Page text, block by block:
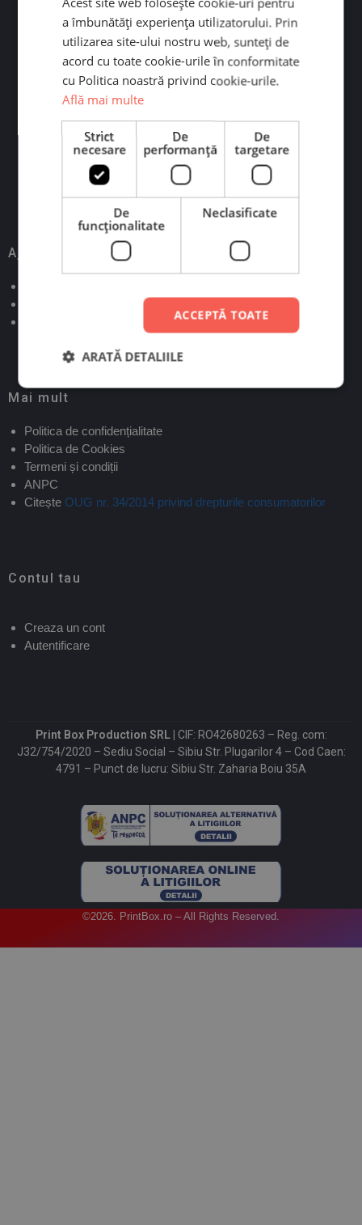
Ai întrebări?
Contactează-ne pe WhatsApp sau Messenger. Răspundem
rapid! Program: L-V 09:00-19:00
Scrie-ne pe WhatsApp
Scrie-ne pe Messenger
Ajutor
Mai mult
Politica de confidențialitate
Politica de Cookies
Termeni și condiții
ANPC
Citește OUG nr. 34/2014 privind drepturile consumatorilor
Contul tau
Creaza un cont
Autentificare
Print Box Production SRL | CIF: RO42680263 – Reg. com:
J32/754/2020 – Sediu Social – Sibiu Str. Plugarilor 4 – Cod Caen:
4791 – Punct de lucru: Sibiu Str. Zaharia Boiu 35A
©2026. PrintBox.ro – All Rights Reserved.
a îmbunătăți experiența utilizatorului. Prin
utilizarea site-ului nostru web, sunteți de
acord cu toate cookie-urile în conformitate
cu Politica noastră privind cookie-urile.
Află mai multe
Strict
necesare
De
performanță
De
targetare
De
funcţionalitate
Neclasificate
ACCEPTĂ TOATE
ARATĂ DETALIILE